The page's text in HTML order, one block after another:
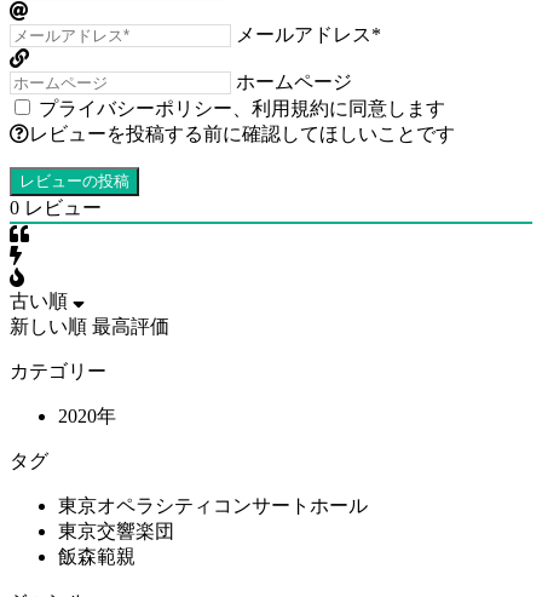
メールアドレス*
ホームページ
プライバシーポリシー
利用規約に同意します
レビューを投稿する前に確認してほしいことです
0 レビュー
古い順
新しい順 最高評価
カテゴリー
2020年
タグ
東京オペラシティコンサートホール
東京交響楽団
飯森範親